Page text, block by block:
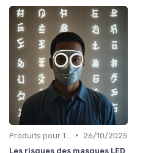
Produits pour Types de Peau •
26/10/2025
Les risques des masques LED